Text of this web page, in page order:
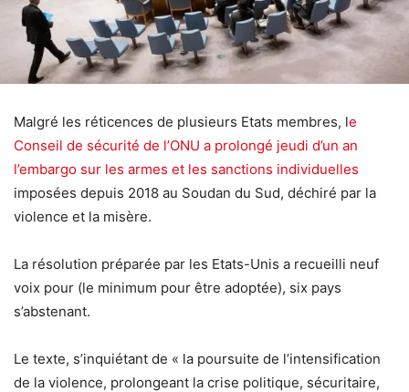
Malgré les réticences de plusieurs Etats membres, le
Conseil de sécurité de l’ONU a prolongé jeudi d’un an
l’embargo sur les armes et les sanctions individuelles
imposées depuis 2018 au Soudan du Sud, déchiré par la
violence et la misère.
La résolution préparée par les Etats-Unis a recueilli neuf
voix pour (le minimum pour être adoptée), six pays
s’abstenant.
Le texte, s’inquiétant de « la poursuite de l’intensification
de la violence, prolongeant la crise politique, sécuritaire,